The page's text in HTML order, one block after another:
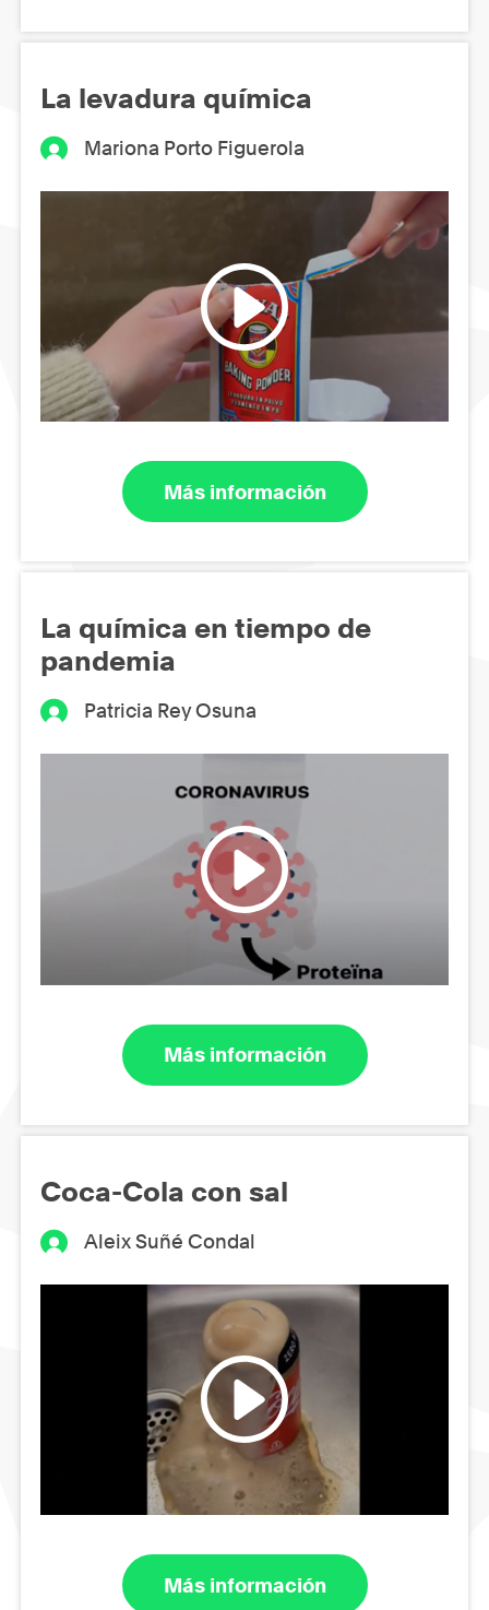
La levadura química
Mariona Porto Figuerola
Más información
La química en tiempo de
pandemia
Patricia Rey Osuna
Más información
Coca-Cola con sal
Aleix Suñé Condal
Más información